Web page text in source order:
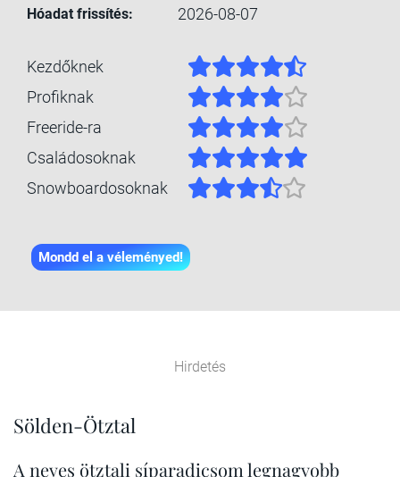
Hóadat frissítés: 2026-08-07
Kezdőknek
Profiknak
Freeride-ra
Családosoknak
Snowboardosoknak
Mondd el a véleményed!
Hirdetés
Sölden-Ötztal
A neves ötztali síparadicsom legnagyobb